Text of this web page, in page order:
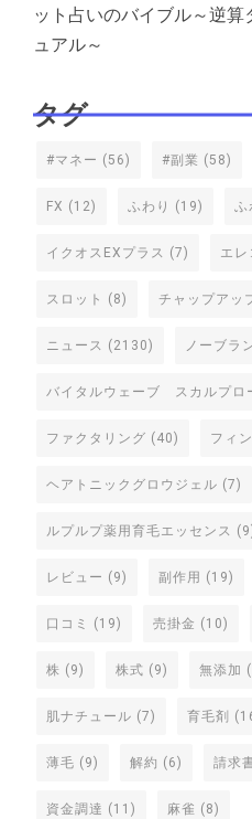
ット占いのバイブル～逆
ュアル～
タグ
#マネー (56) #副業 (58)
FX (12) ふわり (19) ふ
イクオスEXプラス (7) エレ
スロット (8) チャップアッ
ニュース (2130) ノーブラ
バイタルウェーブ スカルプロ
ファクタリング (40) フィ
ヘアトニックグロウジェル (7)
ルプルプ薬用育毛エッセンス
レビュー (9) 副作用 (19)
口コミ (19) 売掛金 (10)
株 (9) 株式 (9) 無添加
肌ナチュール (7) 育毛剤
薄毛 (9) 解約 (6) 請求
資金調達 (11) 麻雀 (8)